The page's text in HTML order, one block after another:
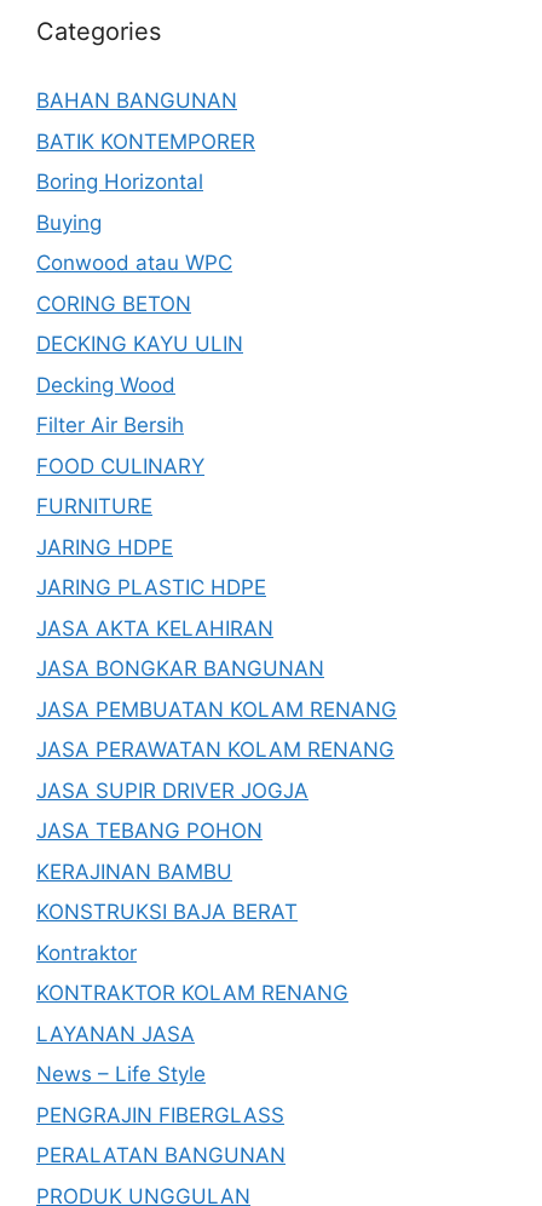
Categories
BAHAN BANGUNAN
BATIK KONTEMPORER
Boring Horizontal
Buying
Conwood atau WPC
CORING BETON
DECKING KAYU ULIN
Decking Wood
Filter Air Bersih
FOOD CULINARY
FURNITURE
JARING HDPE
JARING PLASTIC HDPE
JASA AKTA KELAHIRAN
JASA BONGKAR BANGUNAN
JASA PEMBUATAN KOLAM RENANG
JASA PERAWATAN KOLAM RENANG
JASA SUPIR DRIVER JOGJA
JASA TEBANG POHON
KERAJINAN BAMBU
KONSTRUKSI BAJA BERAT
Kontraktor
KONTRAKTOR KOLAM RENANG
LAYANAN JASA
News – Life Style
PENGRAJIN FIBERGLASS
PERALATAN BANGUNAN
PRODUK UNGGULAN